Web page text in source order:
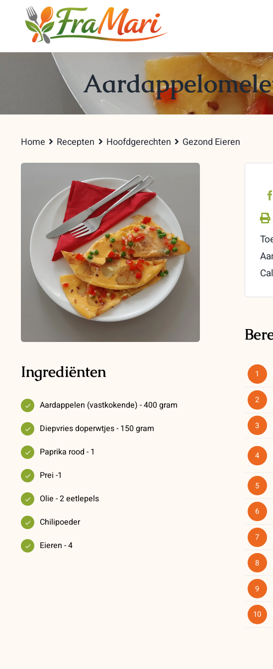
Home Recepten Hoofdgerechten Gezond Eieren
Ingrediënten
Aardappelen (vastkokende) - 400 gram
Diepvries doperwtjes - 150 gram
Paprika rood - 1
Prei -1
Olie - 2 eetlepels
Chilipoeder
Eieren - 4
1
2
3
4
5
6
7
8
9
10